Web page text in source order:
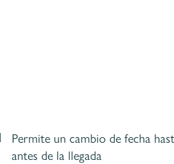
Permite un cambio de fecha
antes de la llegada